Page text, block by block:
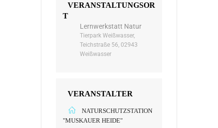
VERANSTALTUNGSOR
T
Lernwerkstatt Natur
Tierpark Weißwasser,
Teichstraße 56, 02943
Weißwasser
VERANSTALTER
NATURSCHUTZSTATION
"MUSKAUER HEIDE"